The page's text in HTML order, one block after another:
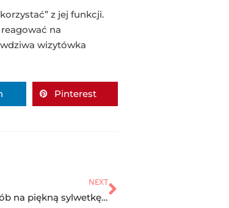
z jej funkcji.
na
wizytówka
Pinterest
NEXT
Edyta Górniak i jej sposób na piękną sylwetkę. Dieta oraz triki żywieniowe